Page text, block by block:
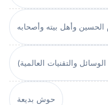
وأهل بيته وأصحابه
والتقنيات العالمية)
حوش بديعة